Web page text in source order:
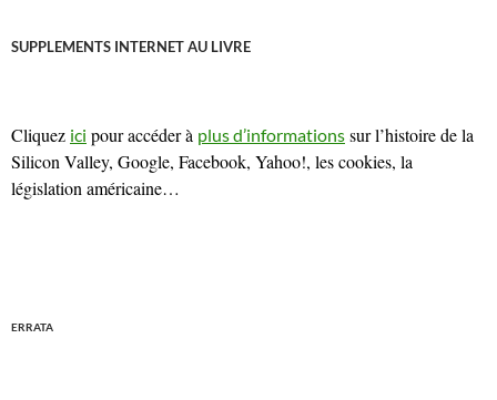
SUPPLEMENTS INTERNET AU LIVRE
Cliquez ici pour accéder à plus d’informations sur l’histoire de la
Silicon Valley, Google, Facebook, Yahoo!, les cookies, la
législation américaine…
ERRATA